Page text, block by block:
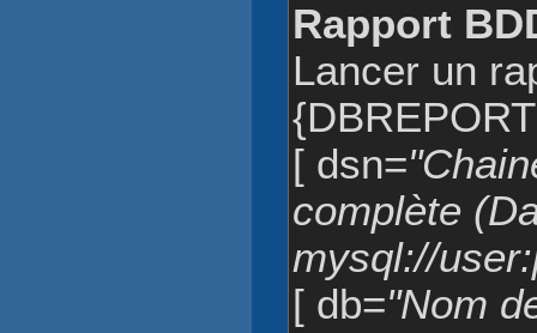
Rapport
Lancer un
[ dsn=
complète
mysql://
[ db="Nom